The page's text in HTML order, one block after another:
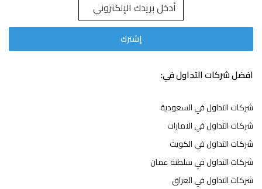
افضل شركات التداول في:
شركات التداول في السعودية
شركات التداول في الامارات
شركات التداول في الكويت
شركات التداول في سلطنة عمان
شركات التداول في العراق